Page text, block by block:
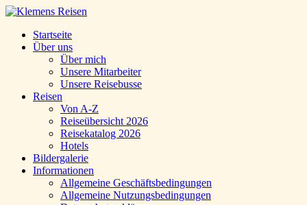
Startseite
Über uns
Über mich
Unsere Mitarbeiter
Unsere Reisebusse
Reisen
Von A-Z
Reiseübersicht 2026
Reisekatalog 2026
Hotels
Bildergalerie
Informationen
Allgemeine Geschäftsbedingungen
Allgemeine Nutzungsbedingungen